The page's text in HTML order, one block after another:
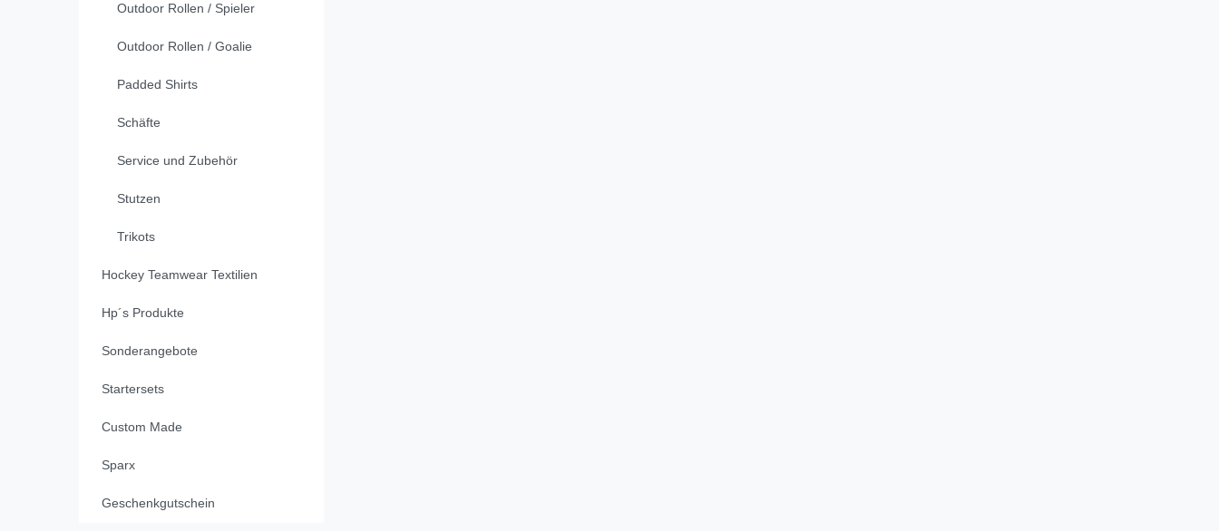
Outdoor Rollen / Spieler
Outdoor Rollen / Goalie
Padded Shirts
Schäfte
Service und Zubehör
Stutzen
Trikots
Hockey Teamwear Textilien
Hp´s Produkte
Sonderangebote
Startersets
Custom Made
Sparx
Geschenkgutschein